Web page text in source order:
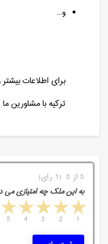
و...
برای اطلاعات
ترکیه با مشاورین
5 از 5 (1 رای)
به این ملک چه امتیازی می
4 stars 3 stars 2 stars 1 star
5 4 3 2 1